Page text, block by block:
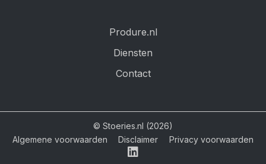
Produre.nl
Diensten
Contact
© Stoeries.nl (2026)
Algemene voorwaarden
Disclaimer Privacy voorwaarden